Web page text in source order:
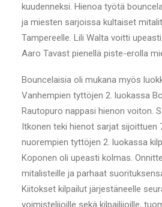
kuudenneksi. Hienoa työtä
ja miesten sarjoissa kultaiset
Tampereelle. Lili Walta voitti
Aaro Tavast pienellä piste-erolla
Bouncelaisia oli mukana myös
Vanhempien tyttöjen 2. luokassa
Rautopuro nappasi hienon voiton.
Itkonen teki hienot sarjat sijoittuen
nuorempien tyttöjen 2. luokassa
Koponen oli upeasti kolmas.
mitalisteille ja parhaat
Kiitokset kilpailut järjestäneelle
voimistelijoille sekä kilpailijoille,